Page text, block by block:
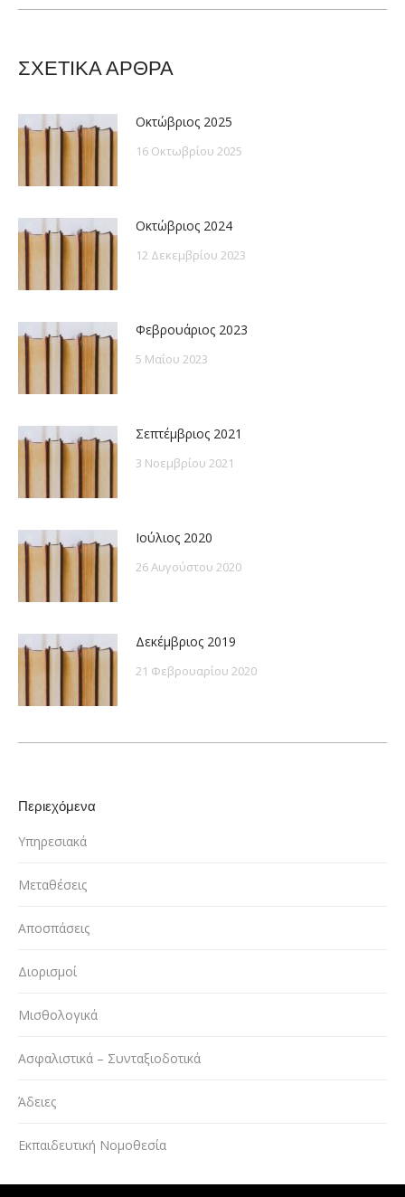
ΣΧΕΤΙΚΑ ΑΡΘΡΑ
Οκτώβριος 2025
16 Οκτωβρίου 2025
Οκτώβριος 2024
12 Δεκεμβρίου 2023
Φεβρουάριος 2023
5 Μαΐου 2023
Σεπτέμβριος 2021
3 Νοεμβρίου 2021
Ιούλιος 2020
26 Αυγούστου 2020
Δεκέμβριος 2019
21 Φεβρουαρίου 2020
Περιεχόμενα
Υπηρεσιακά
Μεταθέσεις
Αποσπάσεις
Διορισμοί
Μισθολογικά
Ασφαλιστικά – Συνταξιοδοτικά
Άδειες
Εκπαιδευτική Νομοθεσία